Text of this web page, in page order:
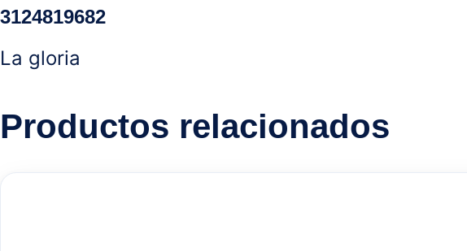
3124819682
La gloria
Productos relacionados